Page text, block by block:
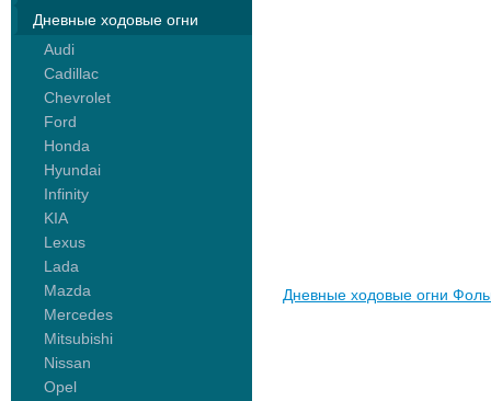
Дневные ходовые огни
Audi
Cadillac
Chevrolet
Ford
Honda
Hyundai
Infinity
KIA
Lexus
Lada
Mazda
Mercedes
Mitsubishi
Nissan
Opel
Дневные ходовые огни